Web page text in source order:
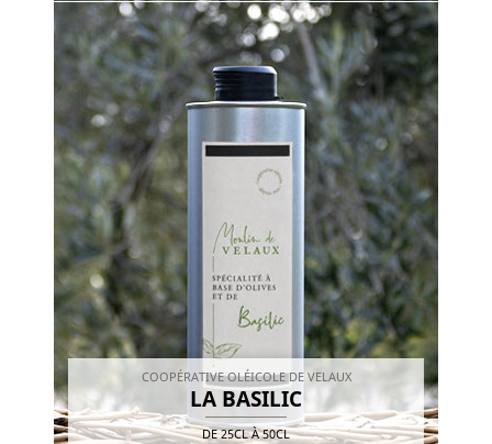
COOPÉRATIVE OLÉICOLE DE VELAUX
LA BASILIC
DE25CL À 50CL